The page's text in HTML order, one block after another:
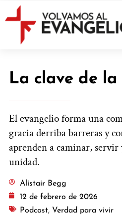
La clave de la
El evangelio forma una
gracia derriba barreras y
aprenden a caminar, servir
unidad.
Alistair Begg
12 de febrero de 2026
Podcast, Verdad para vivir